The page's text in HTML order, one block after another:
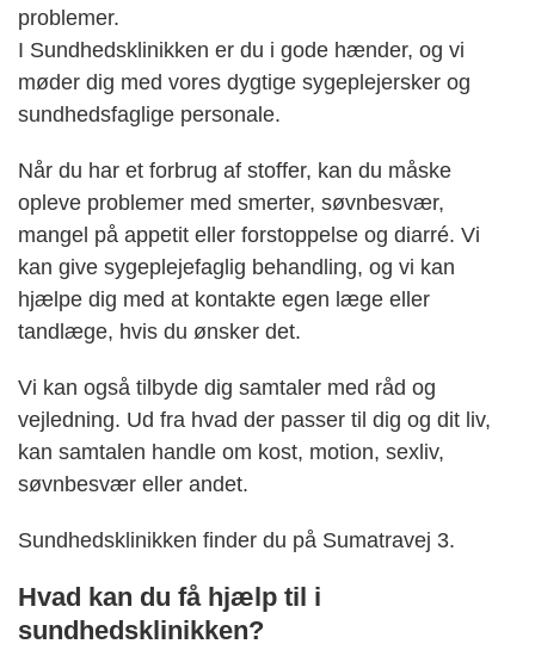
problemer.
I Sundhedsklinikken er du i gode hænder, og vi
møder dig med vores dygtige sygeplejersker og
sundhedsfaglige personale.
Når du har et forbrug af stoffer, kan du måske
opleve problemer med smerter, søvnbesvær,
mangel på appetit eller forstoppelse og diarré. Vi
kan give sygeplejefaglig behandling, og vi kan
hjælpe dig med at kontakte egen læge eller
tandlæge, hvis du ønsker det.
Vi kan også tilbyde dig samtaler med råd og
vejledning. Ud fra hvad der passer til dig og dit liv,
kan samtalen handle om kost, motion, sexliv,
søvnbesvær eller andet.
Sundhedsklinikken finder du på Sumatravej 3.
Hvad kan du få hjælp til i
sundhedsklinikken?